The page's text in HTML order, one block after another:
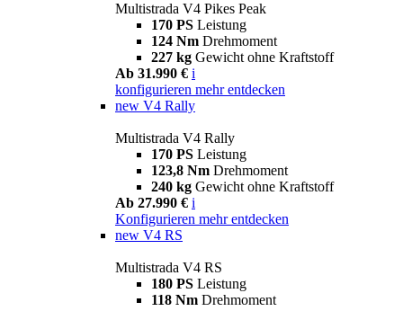
Multistrada V4 Pikes Peak
170 PS Leistung
124 Nm Drehmoment
227 kg Gewicht ohne Kraftstoff
Ab 31.990 € i
konfigurieren mehr entdecken
new V4 Rally
Multistrada V4 Rally
170 PS Leistung
123,8 Nm Drehmoment
240 kg Gewicht ohne Kraftstoff
Ab 27.990 € i
Konfigurieren mehr entdecken
new V4 RS
Multistrada V4 RS
180 PS Leistung
118 Nm Drehmoment